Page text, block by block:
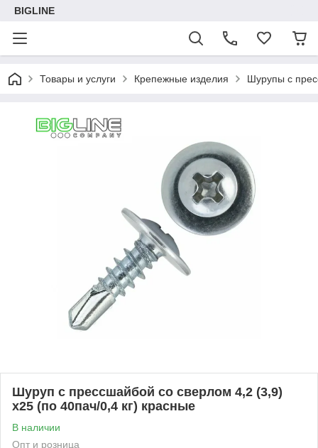
BIGLINE
Товары и услуги Крепежные изделия Шурупы с
Шуруп с прессшайбой со сверлом 4,2 (3,9)
х25 (по 40пач/0,4 кг) красные
В наличии
Опт и розница